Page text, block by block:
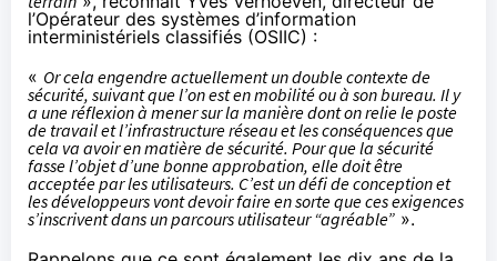
l’Opérateur des systèmes d’information
interministériels classifiés (OSIIC) :
« Or cela engendre actuellement un double contexte de
sécurité, suivant que l’on est en mobilité ou à son bureau. Il y
a une réflexion à mener sur la manière dont on relie le poste
de travail et l’infrastructure réseau et les conséquences que
cela va avoir en matière de sécurité. Pour que la sécurité
fasse l’objet d’une bonne approbation, elle doit être
acceptée par les utilisateurs. C’est un défi de conception et
les développeurs vont devoir faire en sorte que ces exigences
s’inscrivent dans un parcours utilisateur “agréable” ».